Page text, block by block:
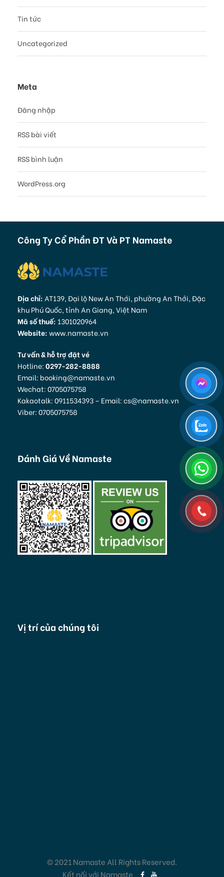
Tin tức
Uncategorized
Meta
Đăng nhập
RSS bài viết
RSS bình luận
WordPress.org
Công Ty Cổ Phần ĐT Và PT Namaste
Địa chỉ: AT139, Đại lộ New An Thới, phường An Thới, Đặc
khu Phú Quốc, tỉnh An Giang, Việt Nam
Mã số thuế: 1301020964
Website:www.namaste.vn
Tư vấn & hỗ trợ đặt vé
Hotline:0297-282-8888
Email: booking@namaste.vn
Wechat: 0705075758
Kakaotalk: 0911534393 – Email: cs@namaste.vn
Viber: 0705075758
Đánh Giá Về Namaste
Vị trí của chúng tôi
© 2021 Namaste All Rights Reserved.
Kết nối với Namaste